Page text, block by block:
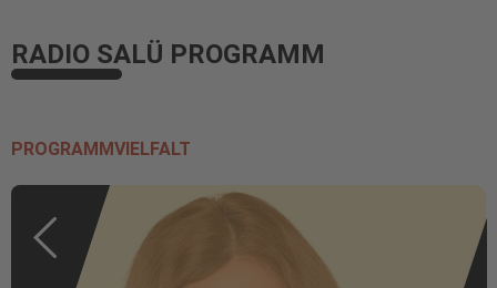
RADIO SALÜ PROGRAMM
PROGRAMMVIELFALT